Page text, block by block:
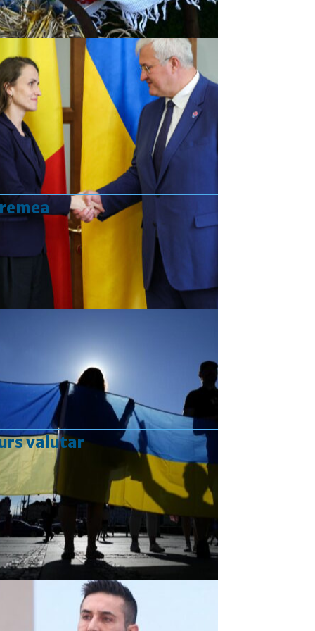
valutar
Curs valutar: 07 Aug 2026
EUR: 5,2554 RON
+0,0041 ▲
USD
: 4,5584 RON
+0,0077 ▲
CHF: 5,6244 RON
+0,0023 ▲
GBP
: 6,1277 RON
+0,0041 ▲
Convertor valutar
»